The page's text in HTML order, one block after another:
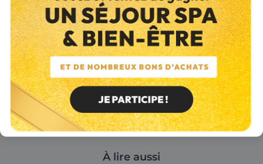
munis de plateaux couverts pour assurer la protection de vos
palettes pendant le trajet.
Profitez d'une livraison sur mesure et précise. Grâce à nos
chariots élévateurs tout-terrain, nous sommes capables de placer
vos palettes là où vous en avez besoin à Franconville.
Pour obtenir un devis gratuit, contactez-nous.
Téléphone : 01 34 78 31 26
Email :breval@combustibles-gruchy.fr
À lire aussi